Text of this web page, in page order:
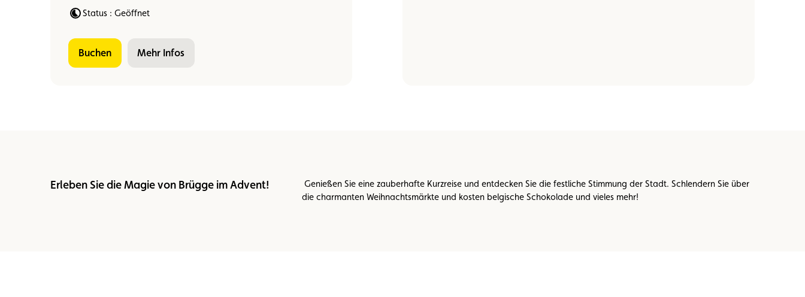
Status : Geöffnet
buchen Mehr Infos
Erleben Sie die Magie von Brügge im Advent!
Genießen Sie eine zauberhafte Kurzreise und entdecken Sie die festliche Stimmung der Stadt. Schlendern Sie über
die charmanten Weihnachtsmärkte und kosten belgische Schokolade und vieles mehr!